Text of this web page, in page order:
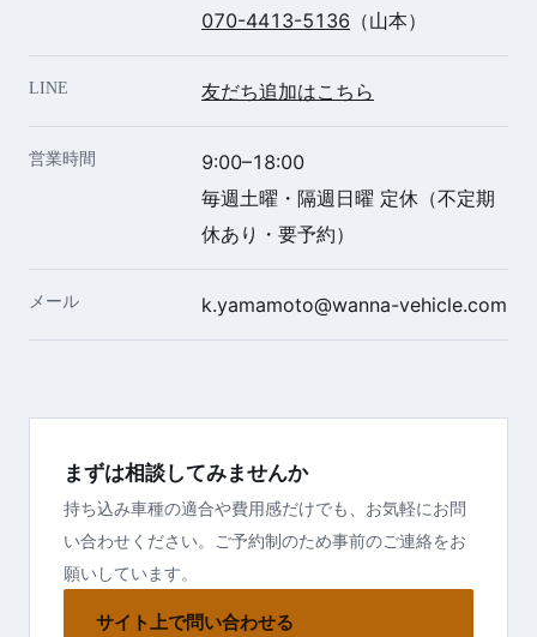
070-4413-5136 （山本）
LINE 友だち追加はこちら
営業時間
9:00–18:00
毎週土曜・隔週日曜 定休（不定期
休あり・要予約）
メール k.yamamoto@wanna-vehicle.com
まずは相談してみませんか
持ち込み車種の適合や費用感だけでも、お気軽にお問
い合わせください。ご予約制のため事前のご連絡をお
願いしています。
サイト上で問い合わせる